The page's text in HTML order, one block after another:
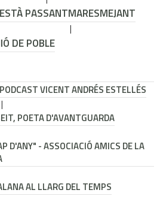
PASSANTMARESMEJANT
DE POBLE
PODCAST VICENT ANDRÉS ESTELLÉS
POETA D'AVANTGUARDA
D'ANY" - ASSOCIACIÓ AMICS DE LA
AL LLARG DEL TEMPS